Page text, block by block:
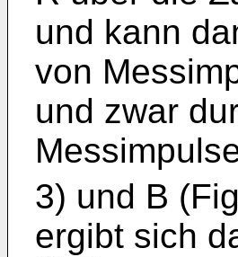
und kann
von
und zwar
3) und B
ergibt sich